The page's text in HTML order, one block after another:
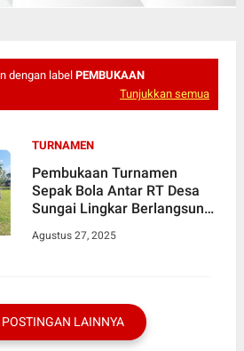
dengan label PEMBUKAAN
Tunjukkan semua
TURNAMEN
Pembukaan Turnamen
Sepak Bola Antar RT Desa
Sungai Lingkar Berlangsung
Agustus 27, 2025
POSTINGAN LAINNYA